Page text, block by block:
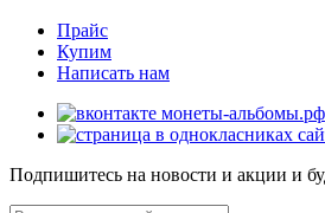
Прайс
Купим
Написать нам
Подпишитесь на новости и акции и